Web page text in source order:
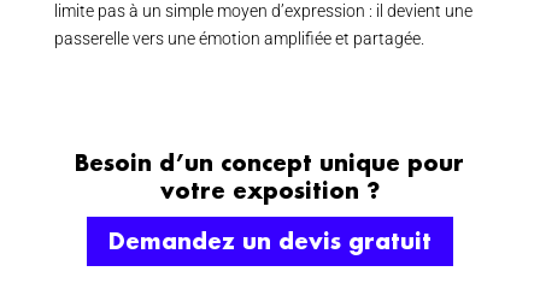
limite pas à un simple moyen d’expression : il devient une
passerelle vers une émotion amplifiée et partagée.
Besoin d’un concept unique pour
votre exposition ?
Demandez un devis gratuit